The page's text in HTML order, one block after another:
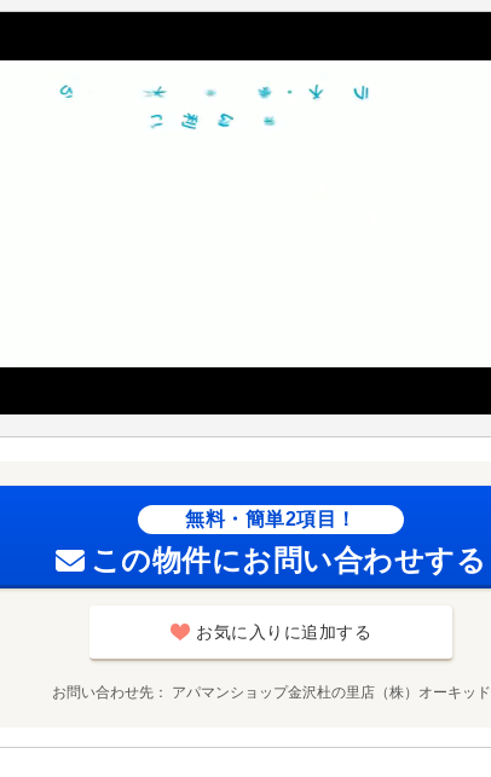
無料・簡単2項目！
この物件にお問い合わせする
お気に入りに追加する
お問い合わせ先 アパマンショップ金沢杜の里店（株）オーキッド